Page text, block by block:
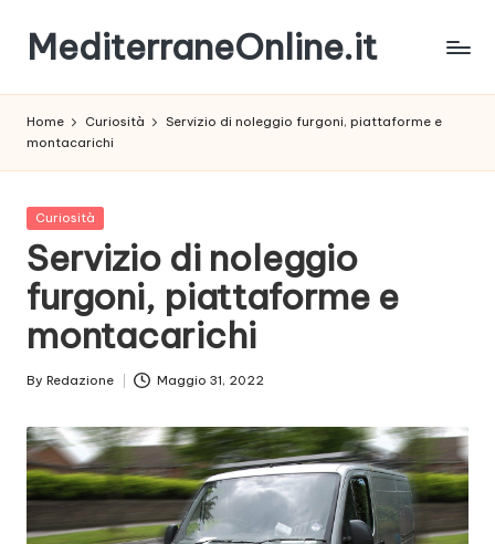
content
MediterraneOnline.it
aggiornato
nostre
News
Home Curiosità
Servizio di noleggio furgoni, piattaforme e
montacarichi
Posted
Curiosità
Servizio di noleggio
furgoni, piattaforme e
montacarichi
Posted
By Redazione Maggio 31, 2022